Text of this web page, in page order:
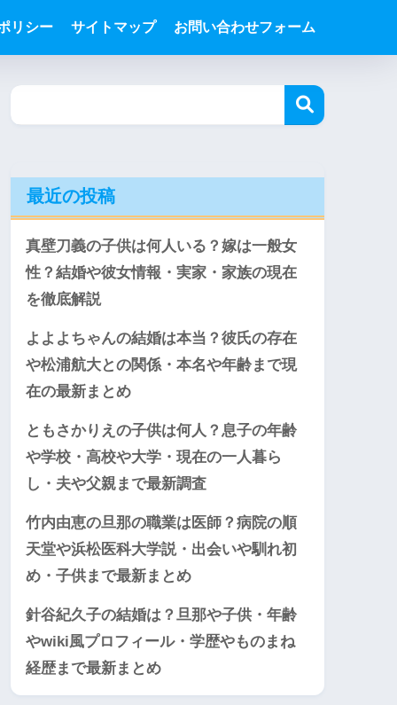
リシー サイトマップ お問い合わせフォーム
最近の投稿
真壁刀義の子供は何人いる？嫁は一般女
性？結婚や彼女情報・実家・家族の現在
を徹底解説
よよよちゃんの結婚は本当？彼氏の存在
や松浦航大との関係・本名や年齢まで現
在の最新まとめ
ともさかりえの子供は何人？息子の年齢
や学校・高校や大学・現在の一人暮ら
し・夫や父親まで最新調査
竹内由恵の旦那の職業は医師？病院の順
天堂や浜松医科大学説・出会いや馴れ初
め・子供まで最新まとめ
針谷紀久子の結婚は？旦那や子供・年齢
やwiki風プロフィール・学歴やものまね
経歴まで最新まとめ